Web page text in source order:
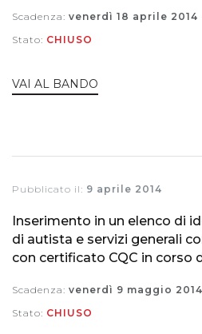
Scadenza: venerdì 18 aprile 2014
Stato: CHIUSO
VAI AL BANDO
Pubblicato il: 9 aprile 2014
Inserimento in un elenco di
di autista e servizi generali
con certificato CQC in corso
Scadenza: venerdì 9 maggio
Stato: CHIUSO